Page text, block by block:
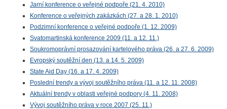
Jarní konference o veřejné podpoře (21. 4. 2010)
Konference o veřejných zakázkách (27. a 28. 1. 2010)
Podzimní konference o veřejné podpoře (1. 12. 2009)
Svatomartinská konference 2009 (11. a 12. 11.)
Soukromoprávní prosazování kartelového práva (26. a 27. 6. 2009)
Evropský soutěžní den (13. a 14. 5. 2009)
State Aid Day (16. a 17. 4. 2009)
Poslední trendy a vývoj soutěžního práva (11. a 12. 11. 2008)
Aktuální trendy v oblasti veřejné podpory (4. 11. 2008)
Vývoj soutěžního práva v roce 2007 (25. 11.)